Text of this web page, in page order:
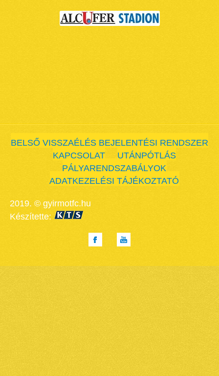
BELSŐ VISSZAÉLÉS BEJELENTÉSI RENDSZER
KAPCSOLAT
UTÁNPÓTLÁS
PÁLYARENDSZABÁLYOK
ADATKEZELÉSI TÁJÉKOZTATÓ
2019. © gyirmotfc.hu
Készítette: